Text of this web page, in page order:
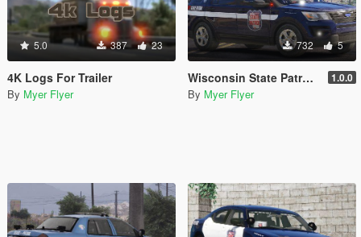
5.0 387 23
4K Logs For Trailer
By Myer Flyer
732 5
Wisconsin State Patrol 2016 FPIU 1.0.0
By Myer Flyer